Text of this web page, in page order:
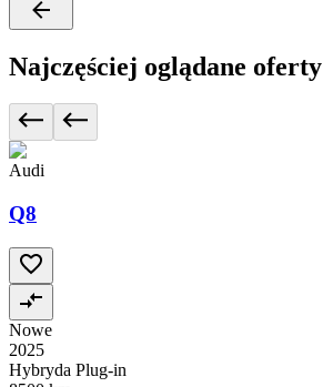
Najczęściej oglądane oferty
Audi
Q8
Nowe
2025
Hybryda Plug-in